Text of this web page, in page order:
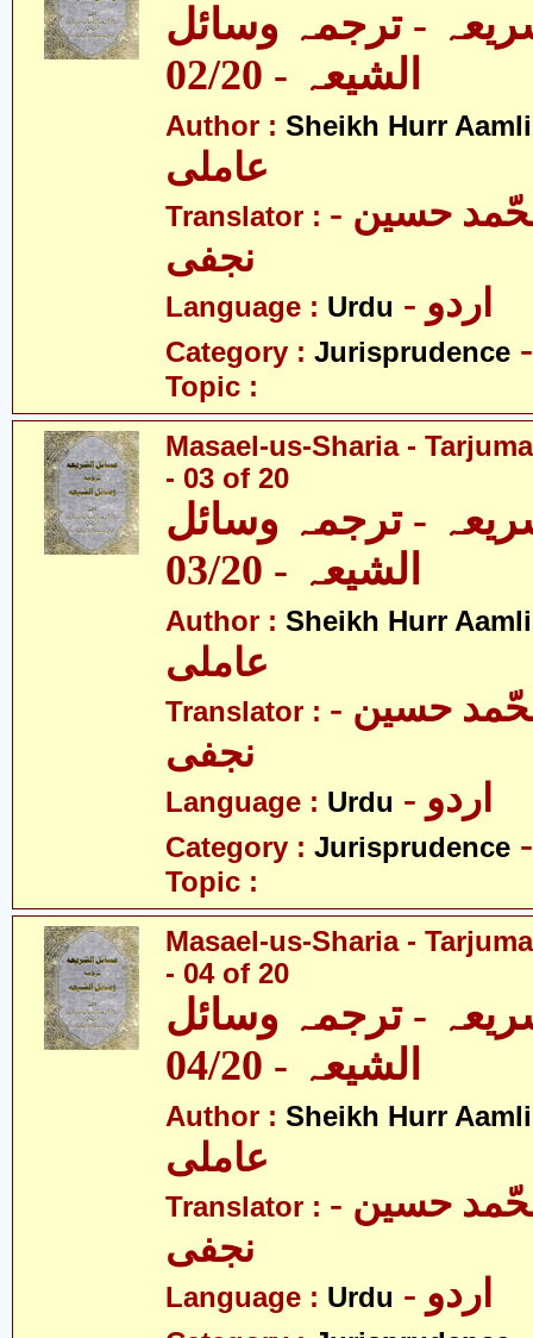
- ترجمہ وسائل
الشیعہ - 02/20
Author : Sheikh Hurr Aamli
عاملی
Translator : - آیت اللہ محّمد حسین
نجفی
Language : Urdu - اردو
Category : Jurisprudence
Topic :
Masael-us-Sharia -
- 03 of 20
- ترجمہ وسائل
الشیعہ - 03/20
Author : Sheikh Hurr Aamli
عاملی
Translator : - آیت اللہ محّمد حسین
نجفی
Language : Urdu - اردو
Category : Jurisprudence
Topic :
Masael-us-Sharia -
- 04 of 20
- ترجمہ وسائل
الشیعہ - 04/20
Author : Sheikh Hurr Aamli
عاملی
Translator : - آیت اللہ محّمد حسین
نجفی
Language : Urdu - اردو